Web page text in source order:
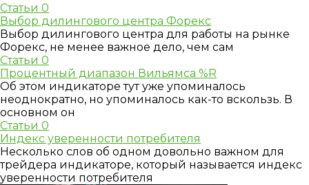
Статьи 0
Выбор дилингового центра Форекс
Выбор дилингового центра для работы на рынке
Форекс, не менее важное дело, чем сам
Статьи 0
Процентный диапазон Вильямса %R
Об этом индикаторе тут уже упоминалось
неоднократно, но упоминалось как-то вскользь. В
основном он
Статьи 0
Индекс уверенности потребителя
Несколько слов об одном довольно важном для
трейдера индикаторе, который называется индекс
уверенности потребителя